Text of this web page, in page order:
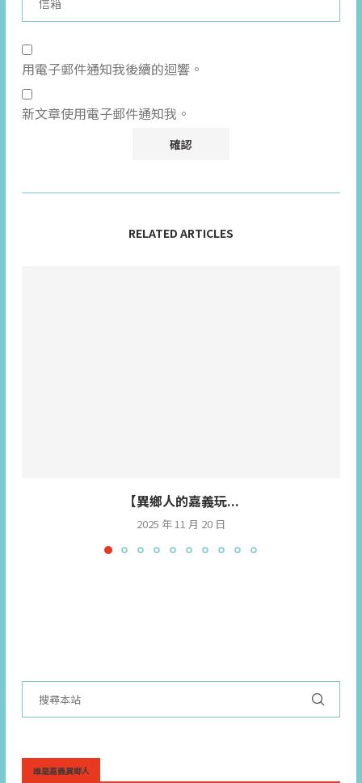
用電子郵件通知我後續的迴響。
新文章使用電子郵件通知我。
RELATED ARTICLES
【異鄉人的嘉義玩...
2025 年 11 月 20 日
誰是嘉義異鄉人